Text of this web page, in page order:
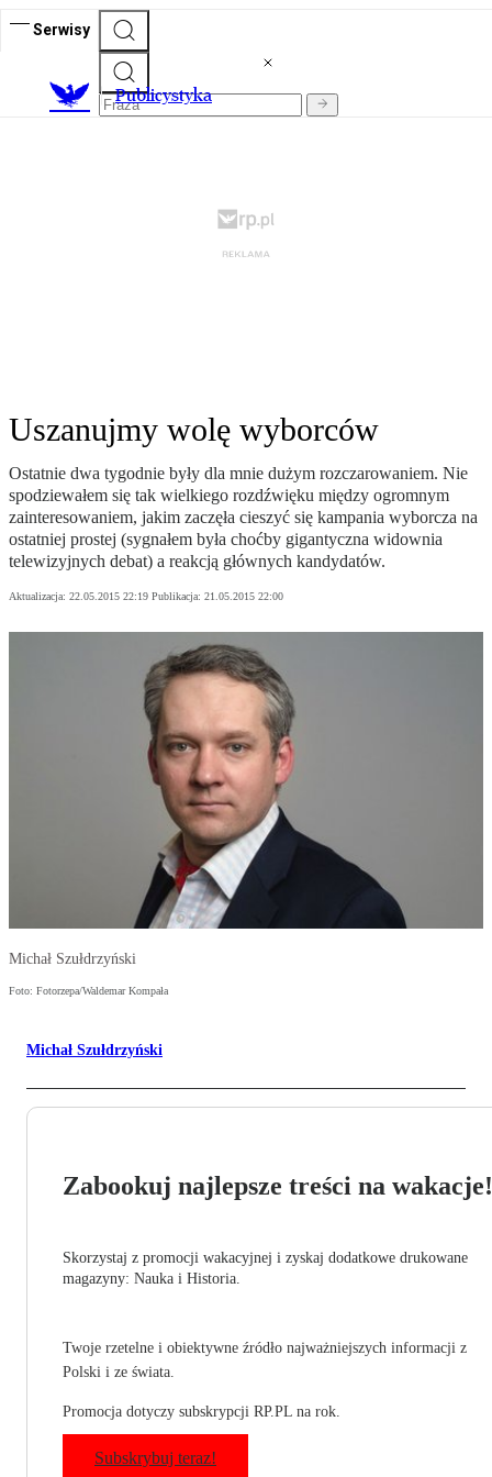
Serwisy
Publicystyka
Uszanujmy wolę wyborców
Ostatnie dwa tygodnie były dla mnie dużym rozczarowaniem. Nie
spodziewałem się tak wielkiego rozdźwięku między ogromnym
zainteresowaniem, jakim zaczęła cieszyć się kampania wyborcza na
ostatniej prostej (sygnałem była choćby gigantyczna widownia
telewizyjnych debat) a reakcją głównych kandydatów.
Aktualizacja: 22.05.2015 22:19 Publikacja: 21.05.2015 22:00
Michał Szułdrzyński
Foto: Fotorzepa/Waldemar Kompała
Michał Szułdrzyński
Zabookuj najlepsze treści na wakacje!
Skorzystaj z promocji wakacyjnej i zyskaj dodatkowe drukowane
magazyny: Nauka i Historia.
Twoje rzetelne i obiektywne źródło najważniejszych informacji z
Polski i ze świata.
Promocja dotyczy subskrypcji RP.PL na rok.
Subskrybuj teraz!